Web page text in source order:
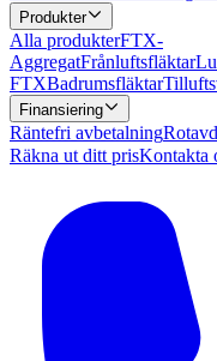
Produkter
Alla produkterFTX-
AggregatFrånluftsfläktar
FTXBadrumsfläktar
Finansiering
Räntefri avbetalning
Räkna ut ditt prisKontakta